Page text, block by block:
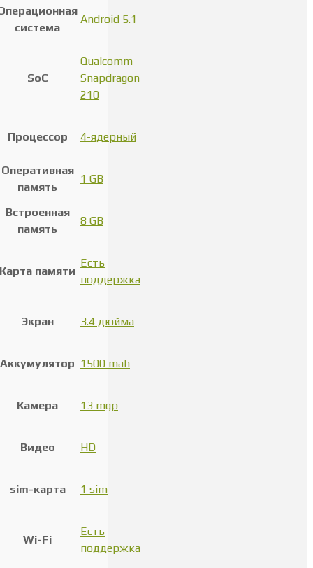
система
Android 5.1
SoC
Qualcomm
Snapdragon
210
Процессор 4-ядерный
Оперативная
память
1 GB
Встроенная
память
8 GB
Карта памяти
Есть
поддержка
Экран 3.4 дюйма
Аккумулятор 1500 mah
Камера 13 mgp
Видео HD
sim-карта 1 sim
Wi-Fi
Есть
поддержка